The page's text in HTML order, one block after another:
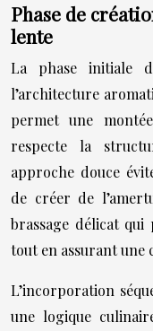
Phase de
lente
La phase initiale
l’architecture
permet une
respecte la
approche douce
de créer de
brassage délicat
tout en assurant une
L’incorporation
une logique